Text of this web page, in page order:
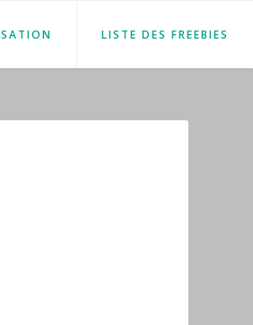
LISTE DES FREEBIES